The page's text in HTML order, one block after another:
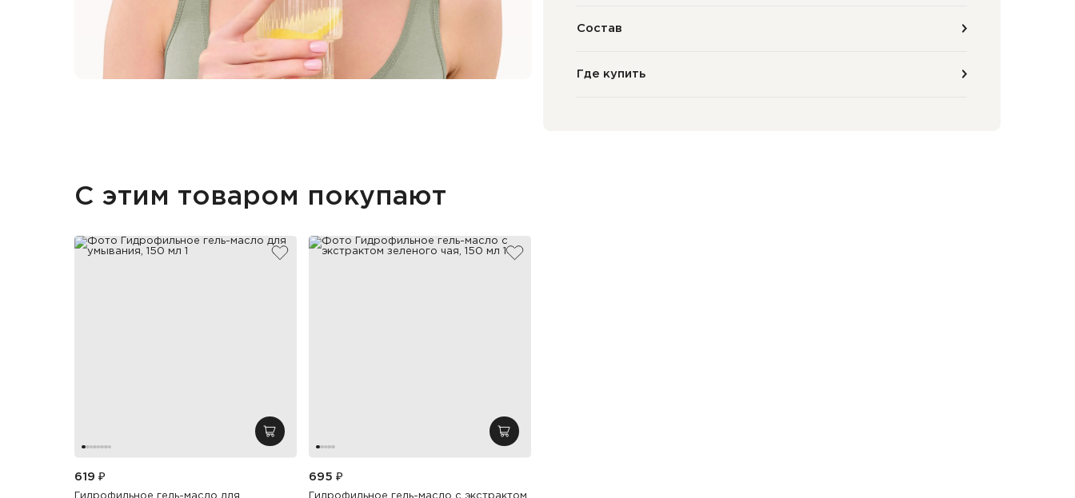
Состав
Где купить
С этим товаром покупают
добавить в избранное
добавить в корзину
619 ₽
Гидрофильное гель-масло для
добавить в избранное
добавить в корзину
695 ₽
Гидрофильное гель-масло с экстрактом